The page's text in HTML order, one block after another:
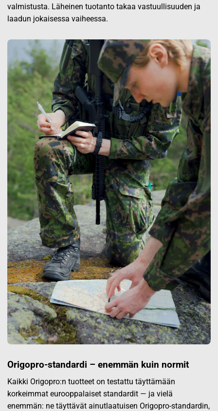
valmistusta. Läheinen tuotanto takaa vastuullisuuden ja
laadun jokaisessa vaiheessa.
Origopro-standardi – enemmän kuin normit
Kaikki Origopro:n tuotteet on testattu täyttämään
korkeimmat eurooppalaiset standardit — ja vielä
enemmän: ne täyttävät ainutlaatuisen Origopro-standardin,